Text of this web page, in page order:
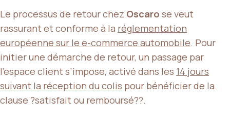
Le processus de retour chez Oscaro se veut
rassurant et conforme à la réglementation
européenne sur le e-commerce automobile. Pour
initier une démarche de retour, un passage par
l’espace client s’impose, activé dans les 14 jours
suivant la réception du colis pour bénéficier de la
clause ?satisfait ou remboursé??.